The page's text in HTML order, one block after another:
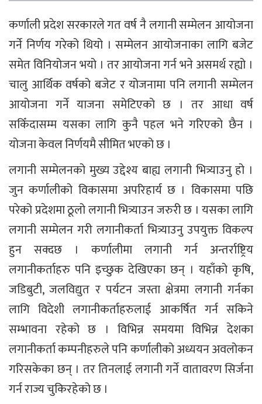
कर्णाली प्रदेश सरकारले गत वर्ष नै लगानी सम्मेलन आयोजना
गर्ने निर्णय गरेको थियो । सम्मेलन आयोजनाका लागि बजेट
समेत विनियोजन भयो । तर आयोजना गर्न भने असमर्थ रह्यो ।
चालु आर्थिक वर्षको बजेट र योजनामा पनि लगानी सम्मेलन
आयोजना गर्ने याजना समेटिएको छ । तर आधा वर्ष
सकिँदासम्म यसका लागि कुनै पहल भने गरिएको छैन ।
योजना केवल निर्णयमै सीमित भएको छ ।
लगानी सम्मेलनको मुख्य उद्देश्य बाह्य लगानी भित्र्याउनु हो ।
जुन कर्णालीको विकासमा अपरिहार्य छ । विकासमा पछि
परेको प्रदेशमा ठूलो लगानी भित्र्याउन जरुरी छ । यसका लागि
लगानी सम्मेलन गरी लगानीकर्ता भित्र्याउनु उपयुक्त विकल्प
हुन सक्दछ । कर्णालीमा लगानी गर्न अन्तर्राष्ट्रिय
लगानीकर्ताहरु पनि इच्छुक देखिएका छन् । यहाँको कृषि,
जडिबुटी, जलविद्युत र पर्यटन जस्ता क्षेत्रमा लगानी गर्नका
लागि विदेशी लगानीकर्ताहरुलाई आकर्षित गर्न सकिने
सम्भावना रहेको छ । विभिन्न समयमा विभिन्न देशका
लगानीकर्ता कम्पनीहरुले पनि कर्णालीको अध्ययन अवलोकन
गरिसकेका छन् । तर तिनलाई लगानी गर्ने वातावरण सिर्जना
गर्न राज्य चुकिरहेको छ ।